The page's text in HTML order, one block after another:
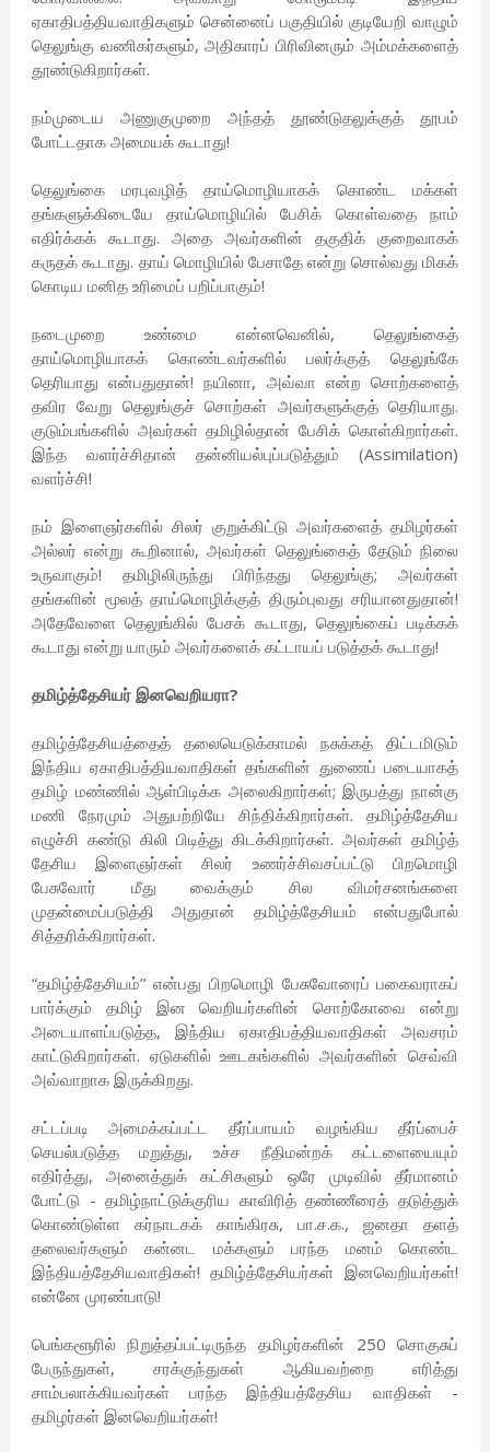
ஏகாதிபத்தியவாதிகளும் சென்னைப் பகுதியில் குடியேறி வாழும்
தெலுங்கு வணிகர்களும், அதிகாரப் பிரிவினரும் அம்மக்களைத்
தூண்டுகிறார்கள்.
நம்முடைய அணுகுமுறை அந்தத் தூண்டுதலுக்குத் தூபம்
போட்டதாக அமையக் கூடாது!
தெலுங்கை மரபுவழித் தாய்மொழியாகக் கொண்ட மக்கள்
தங்களுக்கிடையே தாய்மொழியில் பேசிக் கொள்வதை நாம்
எதிர்க்கக் கூடாது. அதை அவர்களின் தகுதிக் குறைவாகக்
கருதக் கூடாது. தாய் மொழியில் பேசாதே என்று சொல்வது மிகக்
கொடிய மனித உரிமைப் பறிப்பாகும்!
நடைமுறை உண்மை என்னவெனில், தெலுங்கைத்
தாய்மொழியாகக் கொண்டவர்களில் பலர்க்குத் தெலுங்கே
தெரியாது என்பதுதான்! நயினா, அவ்வா என்ற சொற்களைத்
தவிர வேறு தெலுங்குச் சொற்கள் அவர்களுக்குத் தெரியாது.
குடும்பங்களில் அவர்கள் தமிழில்தான் பேசிக் கொள்கிறார்கள்.
இந்த வளர்ச்சிதான் தன்னியல்புப்படுத்தும் (Assimilation)
வளர்ச்சி!
நம் இளைஞர்களில் சிலர் குறுக்கிட்டு அவர்களைத் தமிழர்கள்
அல்லர் என்று கூறினால், அவர்கள் தெலுங்கைத் தேடும் நிலை
உருவாகும்! தமிழிலிருந்து பிரிந்தது தெலுங்கு; அவர்கள்
தங்களின் மூலத் தாய்மொழிக்குத் திரும்புவது சரியானதுதான்!
அதேவேளை தெலுங்கில் பேசக் கூடாது, தெலுங்கைப் படிக்கக்
கூடாது என்று யாரும் அவர்களைக் கட்டாயப் படுத்தக் கூடாது!
தமிழ்த்தேசியர் இனவெறியரா?
தமிழ்த்தேசியத்தைத் தலையெடுக்காமல் நசுக்கத் திட்டமிடும்
இந்திய ஏகாதிபத்தியவாதிகள் தங்களின் துணைப் படையாகத்
தமிழ் மண்ணில் ஆள்பிடிக்க அலைகிறார்கள்; இருபத்து நான்கு
மணி நேரமும் அதுபற்றியே சிந்திக்கிறார்கள். தமிழ்த்தேசிய
எழுச்சி கண்டு கிலி பிடித்து கிடக்கிறார்கள். அவர்கள் தமிழ்த்
தேசிய இளைஞர்கள் சிலர் உணர்ச்சிவசப்பட்டு பிறமொழி
பேசுவோர் மீது வைக்கும் சில விமர்சனங்களை
முதன்மைப்படுத்தி அதுதான் தமிழ்த்தேசியம் என்பதுபோல்
சித்தரிக்கிறார்கள்.
“தமிழ்த்தேசியம்’’ என்பது பிறமொழி பேசுவோரைப் பகைவராகப்
பார்க்கும் தமிழ் இன வெறியர்களின் சொற்கோவை என்று
அடையாளப்படுத்த, இந்திய ஏகாதிபத்தியவாதிகள் அவசரம்
காட்டுகிறார்கள். ஏடுகளில் ஊடகங்களில் அவர்களின் செவ்வி
அவ்வாறாக இருக்கிறது.
சட்டப்படி அமைக்கப்பட்ட தீர்ப்பாயம் வழங்கிய தீர்ப்பைச்
செயல்படுத்த மறுத்து, உச்ச நீதிமன்றக் கட்டளையையும்
எதிர்த்து, அனைத்துக் கட்சிகளும் ஒரே முடிவில் தீர்மானம்
போட்டு - தமிழ்நாட்டுக்குரிய காவிரித் தண்ணீரைத் தடுத்துக்
கொண்டுள்ள கர்நாடகக் காங்கிரசு, பா.ச.க., ஜனதா தளத்
தலைவர்களும் கன்னட மக்களும் பரந்த மனம் கொண்ட
இந்தியத்தேசியவாதிகள்! தமிழ்த்தேசியர்கள் இனவெறியர்கள்!
என்னே முரண்பாடு!
பெங்களூரில் நிறுத்தப்பட்டிருந்த தமிழர்களின் 250 சொகுசுப்
பேருந்துகள், சரக்குந்துகள் ஆகியவற்றை எரித்து
சாம்பலாக்கியவர்கள் பரந்த இந்தியத்தேசிய வாதிகள் -
தமிழர்கள் இனவெறியர்கள்!